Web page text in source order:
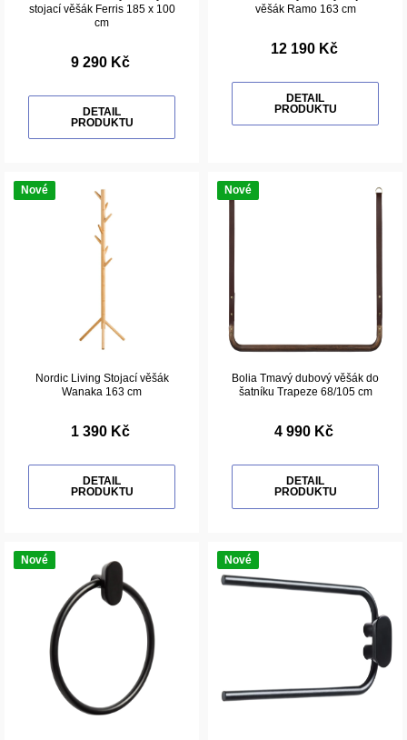
stojací věšák Ferris 185 x 100
cm
9 290 Kč
DETAIL
PRODUKTU
věšák Ramo 163 cm
12 190 Kč
DETAIL
PRODUKTU
Nové
Nordic Living Stojací věšák
Wanaka 163 cm
1 390 Kč
DETAIL
PRODUKTU
Nové
Bolia Tmavý dubový věšák do
šatníku Trapeze 68/105 cm
4 990 Kč
DETAIL
PRODUKTU
Nové Nové